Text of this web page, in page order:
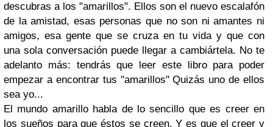
descubras a los "amarillos". Ellos son el nuevo escalafón
de la amistad, esas personas que no son ni amantes ni
amigos, esa gente que se cruza en tu vida y que con
una solaconversación puede llegar a cambiártela. No te
adelanto más: tendrás que leer este libro para poder
empezar a encontrar tus "amarillos" Quizás uno de ellos
sea yo...
El mundo amarillo habla de lo sencillo que es creer en
los sueños para que éstos se creen. Y es que el creer y